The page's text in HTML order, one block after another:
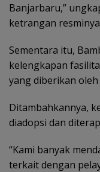
Banjarbaru,”
ketrangan
Sementara itu,
kelengkapan
yang diberikan
Ditambahkannya,
diadopsi dan
“Kami banyak
terkait dengan